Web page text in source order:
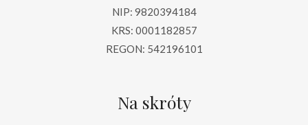
NIP: 9820394184
KRS: 0001182857
REGON: 542196101
Na skróty